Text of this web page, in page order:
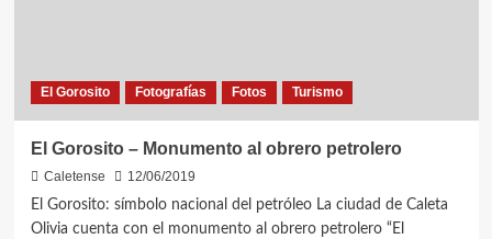
El Gorosito Fotografías Fotos Turismo
El Gorosito – Monumento al obrero petrolero
Caletense
12/06/2019
El Gorosito: símbolo nacional del petróleo La ciudad de Caleta
Olivia cuenta con el monumento al obrero petrolero “El